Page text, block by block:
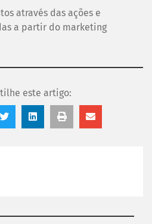
através das ações e
a partir do marketing
este artigo: